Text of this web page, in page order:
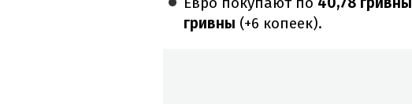
гривны (+6 копеек).